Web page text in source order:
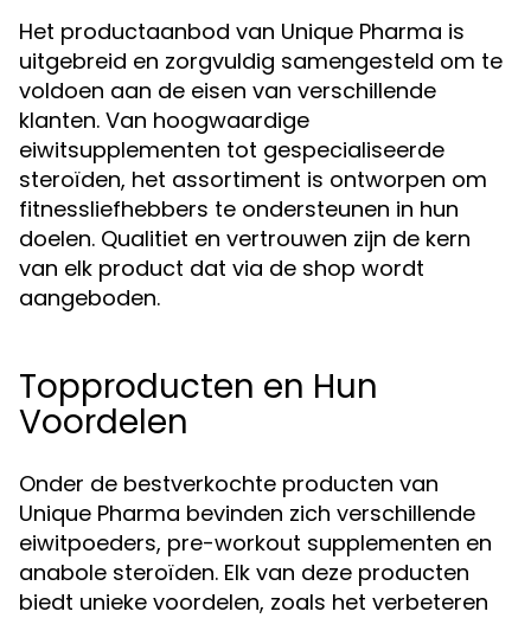
Het productaanbod van Unique Pharma is
uitgebreid en zorgvuldig samengesteld om te
voldoen aan de eisen van verschillende
klanten. Van hoogwaardige
eiwitsupplementen tot gespecialiseerde
steroïden, het assortiment is ontworpen om
fitnessliefhebbers te ondersteunen in hun
doelen. Qualitiet en vertrouwen zijn de kern
van elk product dat via de shop wordt
aangeboden.
Topproducten en Hun
Voordelen
Onder de bestverkochte producten van
Unique Pharma bevinden zich verschillende
eiwitpoeders, pre-workout supplementen en
anabole steroïden. Elk van deze producten
biedt unieke voordelen, zoals het verbeteren